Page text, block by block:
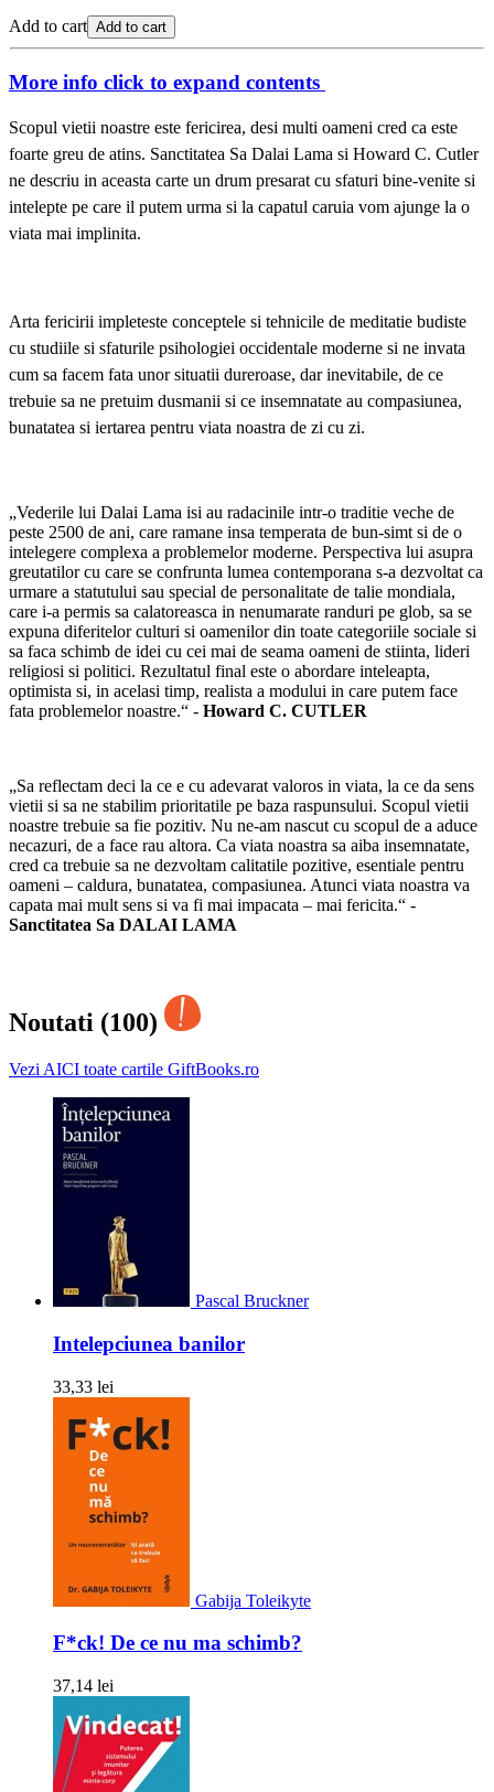
Add to cart Add to cart
More info click to expand contents
Scopul vietii noastre este fericirea, desi multi oameni cred ca este
foarte greu de atins. Sanctitatea Sa Dalai Lama si Howard C. Cutler
ne descriu in aceasta carte un drum presarat cu sfaturi bine-venite si
intelepte pe care il putem urma si la capatul caruia vom ajunge la o
viata mai implinita.
Arta fericirii impleteste conceptele si tehnicile de meditatie budiste
cu studiile si sfaturile psihologiei occidentale moderne si ne invata
cum sa facem fata unor situatii dureroase, dar inevitabile, de ce
trebuie sa ne pretuim dusmanii si ce insemnatate au compasiunea,
bunatatea si iertarea pentru viata noastra de zi cu zi.
„Vederile lui Dalai Lama isi au radacinile intr-o traditie veche de
peste 2500 de ani, care ramane insa temperata de bun-simt si de o
intelegere complexa a problemelor moderne. Perspectiva lui asupra
greutatilor cu care se confrunta lumea contemporana s-a dezvoltat ca
urmare a statutului sau special de personalitate de talie mondiala,
care i-a permis sa calatoreasca in nenumarate randuri pe glob, sa se
expuna diferitelor culturi si oamenilor din toate categoriile sociale si
sa faca schimb de idei cu cei mai de seama oameni de stiinta, lideri
religiosi si politici. Rezultatul final este o abordare inteleapta,
optimista si, in acelasi timp, realista a modului in care putem face
fata problemelor noastre.“ - Howard C. CUTLER
„Sa reflectam deci la ce e cu adevarat valoros in viata, la ce da sens
vietii si sa ne stabilim prioritatile pe baza raspunsului. Scopul vietii
noastre trebuie sa fie pozitiv. Nu ne-am nascut cu scopul de a aduce
necazuri, de a face rau altora. Ca viata noastra sa aiba insemnatate,
cred ca trebuie sa ne dezvoltam calitatile pozitive, esentiale pentru
oameni – caldura, bunatatea, compasiunea. Atunci viata noastra va
capata mai mult sens si va fi mai impacata – mai fericita.“ -
Sanctitatea Sa DALAI LAMA
Noutati (100)
Vezi AICI toate cartile GiftBooks.ro
Pascal Bruckner
Intelepciunea banilor
33,33 lei
Gabija Toleikyte
F*ck! De ce nu ma schimb?
37,14 lei